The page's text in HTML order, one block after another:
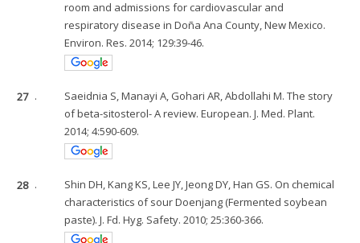
room and admissions for cardiovascular and
respiratory disease in Doña Ana County, New Mexico.
Environ. Res. 2014; 129:39-46.
27 .
Saeidnia S, Manayi A, Gohari AR, Abdollahi M. The story
of beta-sitosterol- A review. European. J. Med. Plant.
2014; 4:590-609.
28 .
Shin DH, Kang KS, Lee JY, Jeong DY, Han GS. On chemical
characteristics of sour Doenjang (Fermented soybean
paste). J. Fd. Hyg. Safety. 2010; 25:360-366.